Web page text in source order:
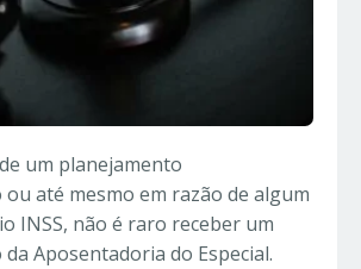
um planejamento
até mesmo em razão de algum
INSS, não é raro receber um
Aposentadoria do Especial.